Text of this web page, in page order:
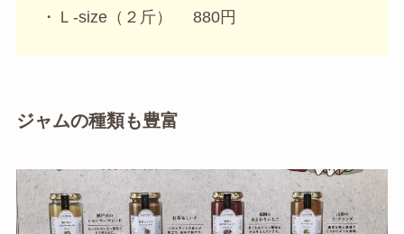
・Ｌ-size（２斤） 880円
ジャムの種類も豊富